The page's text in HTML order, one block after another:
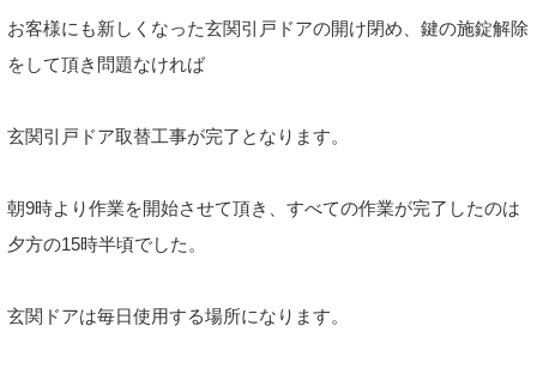
お客様にも新しくなった玄関引戸ドアの開け閉め、鍵の施錠解除
をして頂き問題なければ
玄関引戸ドア取替工事が完了となります。
朝9時より作業を開始させて頂き、すべての作業が完了したのは
夕方の15時半頃でした。
玄関ドアは毎日使用する場所になります。